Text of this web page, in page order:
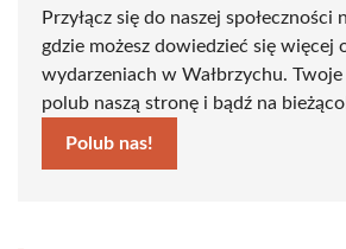
Przyłącz się do naszej społeczności
gdzie możesz dowiedzieć się więcej
wydarzeniach w Wałbrzychu.
polub naszą stronę i bądź na
Polub nas!